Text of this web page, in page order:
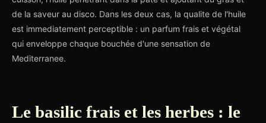
de la saveur au disco. Dans les deux cas, la qualite de l'huile
est immediatement perceptible : un parfum frais et végétal
qui enveloppe chaque bouchée d'une sensation de
Mediterranee.
Le basilic frais et les herbes : le